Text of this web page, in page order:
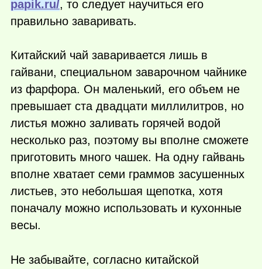
papik.ru/, то следует научиться его
правильно заваривать.
Китайский чай заваривается лишь в
гайвани, специальном заварочном чайнике
из фарфора. Он маленький, его объем не
превышает ста двадцати миллилитров, но
листья можно заливать горячей водой
несколько раз, поэтому вы вполне сможете
приготовить много чашек. На одну гайвань
вполне хватает семи граммов засушенных
листьев, это небольшая щепотка, хотя
поначалу можно использовать и кухонные
весы.
Не забывайте, согласно китайской